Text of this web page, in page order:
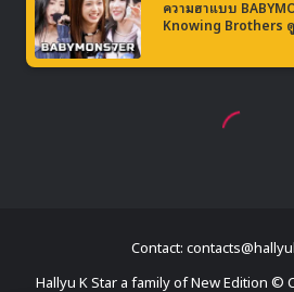
Contact:
Hallyu K Star a family of New Edition ©